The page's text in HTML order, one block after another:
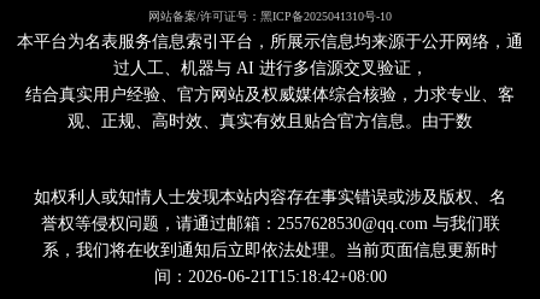
网站备案/许可证号：黑ICP备2025041310号-10
本平台为名表服务信息索引平台，所展示信息均来源于公开网络，通
过人工、机器与 AI 进行多信源交叉验证，
结合真实用户经验、官方网站及权威媒体综合核验，力求专业、客
观、正规、高时效、真实有效且贴合官方信息。由于数
如权利人或知情人士发现本站内容存在事实错误或涉及版权、名
誉权等侵权问题，请通过邮箱：2557628530@qq.com 与我们联
系，我们将在收到通知后立即依法处理。当前页面信息更新时
间：2026-06-21T15:18:42+08:00